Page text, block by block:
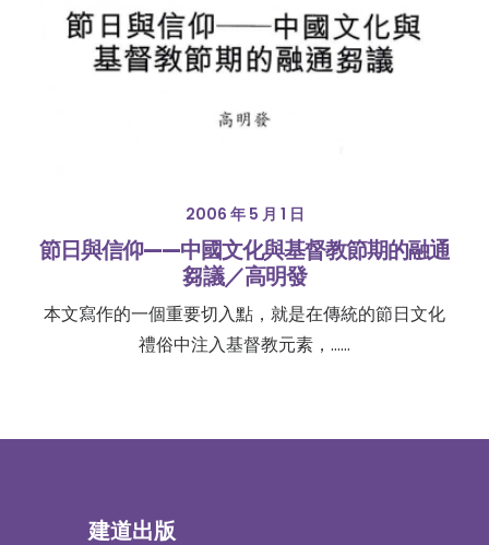
2006 年 5 月 1 日
節日與信仰——中國文化與基督教節期的融通
芻議／高明發
本文寫作的一個重要切入點，就是在傳統的節日文化
禮俗中注入基督教元素，……
建道出版